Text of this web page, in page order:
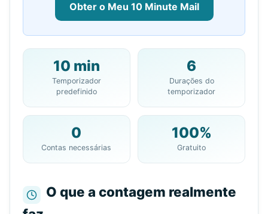
Obter o Meu 10 Minute Mail
Seu Endereço de Email de 10
Copiar QR
10 min
Temporizador
predefinido
6
Durações do
temporizador
0
Contas necessárias
100%
Gratuito
O que a contagem realmente